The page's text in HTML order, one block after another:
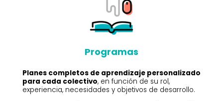
Programas
Planes completos de aprendizaje personalizado
para cada colectivo, en función de su rol,
experiencia, necesidades y objetivos de desarrollo.